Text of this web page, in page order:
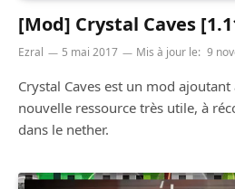
[Mod] Crystal Caves
Ezral 5 mai 2017 Mis à jour le: 9
Crystal Caves est un mod
nouvelle ressource très utile, à
dans le nether.